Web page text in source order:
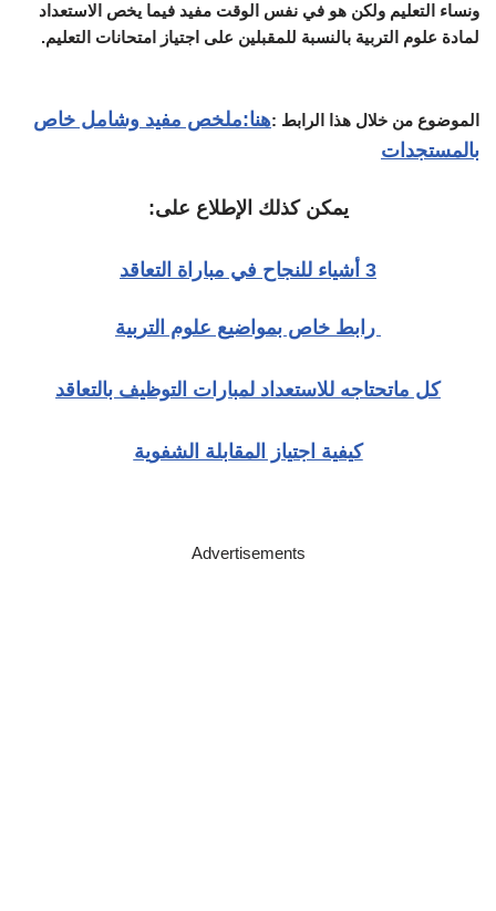
ونساء التعليم ولكن هو في نفس الوقت مفيد فيما يخص الاستعداد
لمادة علوم التربية بالنسبة للمقبلين على اجتياز امتحانات التعليم.
الموضوع من خلال هذا الرابط :هنا:ملخص مفيد وشامل خاص
بالمستجدات
يمكن كذلك الإطلاع على:
3 أشياء للنجاح في مباراة التعاقد
رابط خاص بمواضيع علوم التربية
كل ماتحتاجه للاستعداد لمبارات التوظيف بالتعاقد
كيفية اجتياز المقابلة الشفوية
Advertisements